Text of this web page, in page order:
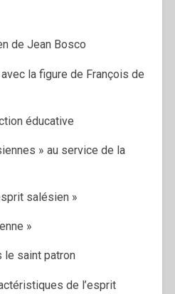
de Jean Bosco
la figure de François de
éducative
» au service de la
salésien »
»
le saint patron
de l’esprit